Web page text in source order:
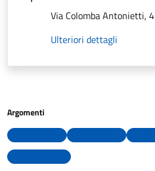
Via Colomba Antonietti, 4
Ulteriori dettagli
Argomenti